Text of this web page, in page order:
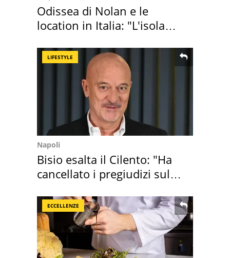
Odissea di Nolan e le
location in Italia: "L'isola
LIFESTYLE
Napoli
Bisio esalta il Cilento: "Ha
cancellato i pregiudizi sul
ECCELLENZE